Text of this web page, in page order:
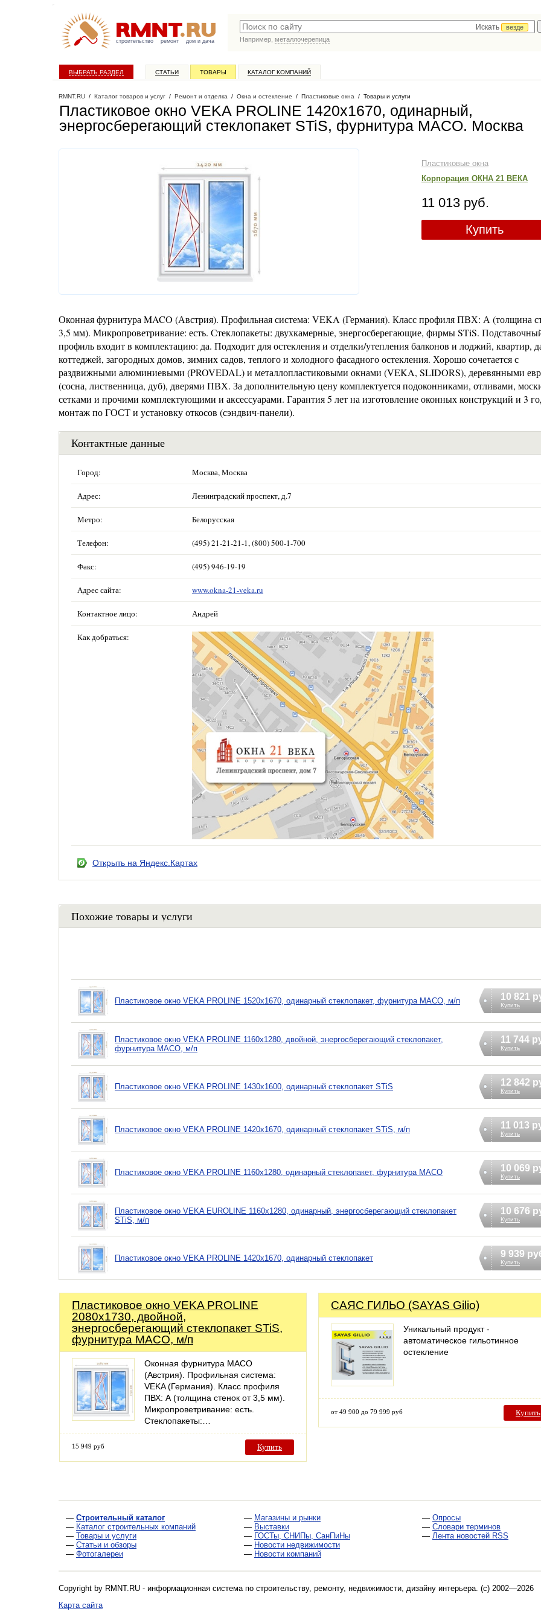
строительство ремонт дом и дача
Искать
везде
Например, металлочерепица
ВЫБРАТЬ РАЗДЕЛ СТАТЬИ ТОВАРЫ КАТАЛОГ КОМПАНИЙ
RMNT.RU / Каталог товаров и услуг / Ремонт и отделка / Окна и остекление / Пластиковые окна / Товары и услуги
Пластиковое окно VEKA PROLINE 1420х1670, одинарный,
энергосберегающий стеклопакет STiS, фурнитура MACO. Москва
Пластиковые окна
Корпорация ОКНА 21 ВЕКА
11 013 руб.
Купить
Оконная фурнитура MACO (Австрия). Профильная система: VEKA (Германия). Класс профиля ПВХ: А (толщина
3,5 мм). Микропроветривание: есть. Стеклопакеты: двухкамерные, энергосберегающие, фирмы STiS.
профиль входит в комплектацию: да. Подходит для остекления и отделки/утепления балконов и лоджий, квартир,
коттеджей, загородных домов, зимних садов, теплого и холодного фасадного остекления. Хорошо сочетается с
раздвижными алюминиевыми (PROVEDAL) и металлопластиковыми окнами (VEKA, SLIDORS), деревянными
(сосна, лиственница, дуб), дверями ПВХ. За дополнительную цену комплектуется подоконниками, отливами,
сетками и прочими комплектующими и аксессуарами. Гарантия 5 лет на изготовление оконных конструкций и 3
монтаж по ГОСТ и установку откосов (сэндвич-панели).
Контактные данные
Город: Москва, Москва
Адрес: Ленинградский проспект, д.7
Метро: Белорусская
Телефон: (495) 21-21-21-1, (800) 500-1-700
Факс: (495) 946-19-19
Адрес сайта: www.okna-21-veka.ru
Контактное лицо: Андрей
Как добраться:
Открыть на Яндекс.Картах
Похожие товары и услуги
Пластиковое окно VEKA PROLINE 1520х1670, одинарный стеклопакет, фурнитура MACO, м/п 10 821
Купить
Пластиковое окно VEKA PROLINE 1160х1280, двойной, энергосберегающий стеклопакет,
фурнитура MACO, м/п
11 744
Купить
Пластиковое окно VEKA PROLINE 1430х1600, одинарный стеклопакет STiS 12 842
Купить
Пластиковое окно VEKA PROLINE 1420х1670, одинарный стеклопакет STiS, м/п 11 013
Купить
Пластиковое окно VEKA PROLINE 1160х1280, одинарный стеклопакет, фурнитура MACO 10 069
Купить
Пластиковое окно VEKA EUROLINE 1160х1280, одинарный, энергосберегающий стеклопакет
STiS, м/п
10 676
Купить
Пластиковое окно VEKA PROLINE 1420х1670, одинарный стеклопакет 9 939
Купить
Пластиковое окно VEKA PROLINE
2080х1730, двойной,
энергосберегающий стеклопакет STiS,
фурнитура MACO, м/п
Оконная фурнитура MACO
(Австрия). Профильная система:
VEKA (Германия). Класс профиля
ПВХ: А (толщина стенок от 3,5 мм).
Микропроветривание: есть.
Стеклопакеты:…
15 949 руб Купить
САЯС ГИЛЬО (SAYAS Gilio)
Уникальный продукт -
автоматическое гильотинное
остекление
от 49 900 до 79 999 руб Купить
— Строительный каталог
— Каталог строительных компаний
— Товары и услуги
— Статьи и обзоры
— Фотогалереи
— Магазины и рынки
— Выставки
— ГОСТы, СНИПы, СанПиНы
— Новости недвижимости
— Новости компаний
— Опросы
— Словари терминов
— Лента новостей RSS
Copyright by RMNT.RU - информационная система по строительству, ремонту, недвижимости, дизайну интерьера. (c) 2002—2026
Карта сайта